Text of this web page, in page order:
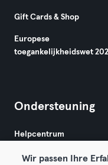
Gift Cards & Shop
Europese
toegankelijkheidswet
Ondersteuning
Helpcentrum
Wir passen Ihre